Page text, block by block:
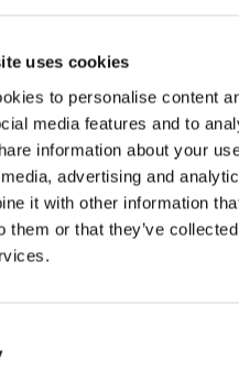
uses cookies
to personalise content
media features and to
information about your
advertising and
it with other information
them or that they’ve
e
24